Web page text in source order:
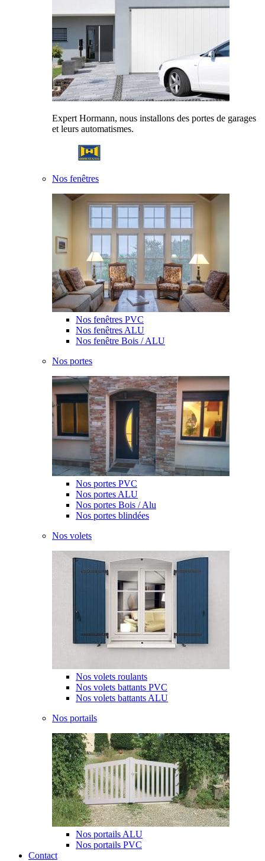
Expert Hormann, nous installons des portes de garages
et leurs automatismes.
Nos fenêtres
Nos fenêtres PVC
Nos fenêtres ALU
Nos fenêtre Bois / ALU
Nos portes
Nos portes PVC
Nos portes ALU
Nos portes Bois / Alu
Nos portes blindées
Nos volets
Nos volets roulants
Nos volets battants PVC
Nos volets battants ALU
Nos portails
Nos portails ALU
Nos portails PVC
Contact